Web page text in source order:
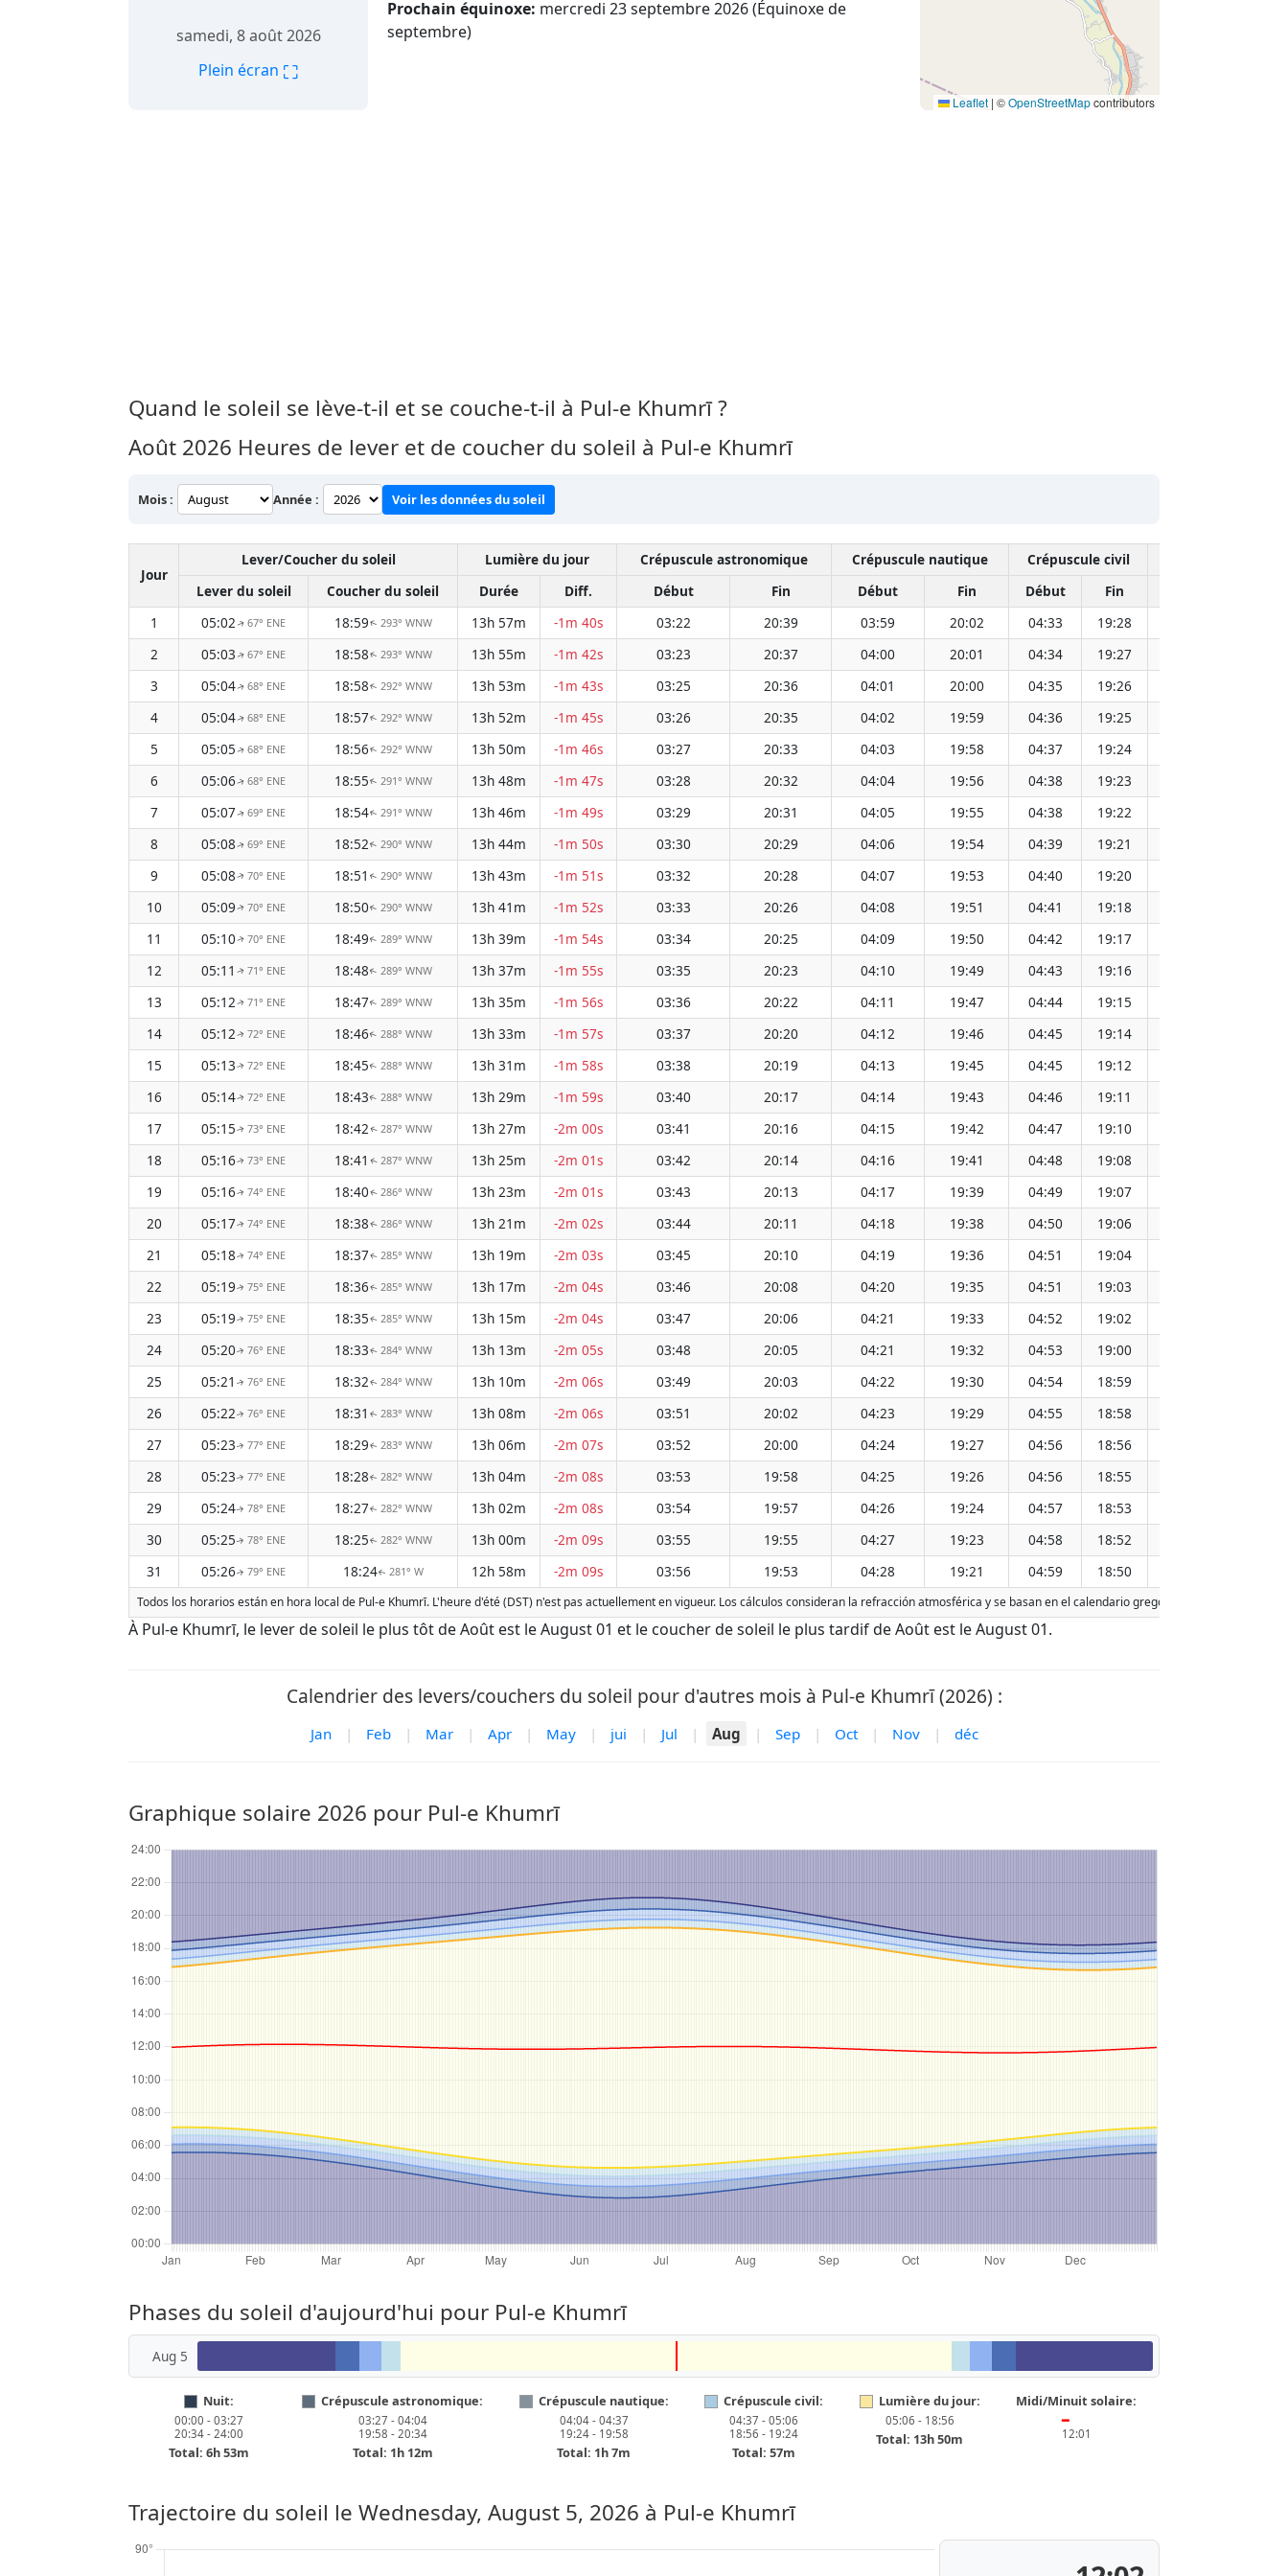
samedi, 8 août 2026
Plein écran ⛶
Prochain équinoxe: mercredi 23 septembre 2026 (Équinoxe de
septembre)
Leaflet | ©OpenStreetMapcontributors
Quand le soleil se lève-t-il et se couche-t-il à Pul-e Khumrī ?
Août 2026 Heures de lever et de coucher du soleil à Pul-e Khumrī
Mois : Année : Voir les données du soleil
Jour
Lever/Coucher du soleil Lumière du jour Crépuscule astronomique Crépuscule nautique Crépuscule civil
Lever du soleil
Coucher du soleil Durée Diff. Début Fin Début Fin Début Fin
1
05:02↑67° ENE 18:59↑ 293° WNW 13h 57m -1m 40s 03:22 20:39 03:59 20:02 04:33 19:28
2
05:03↑67° ENE 18:58↑ 293° WNW 13h 55m -1m 42s 03:23 20:37 04:00 20:01 04:34 19:27
3
05:04↑68° ENE 18:58↑ 292° WNW 13h 53m -1m 43s 03:25 20:36 04:01 20:00 04:35 19:26
4
05:04↑68° ENE 18:57↑ 292° WNW 13h 52m -1m 45s 03:26 20:35 04:02 19:59 04:36 19:25
5
05:05↑68° ENE 18:56↑ 292° WNW 13h 50m -1m 46s 03:27 20:33 04:03 19:58 04:37 19:24
6
05:06↑68° ENE 18:55↑ 291° WNW 13h 48m -1m 47s 03:28 20:32 04:04 19:56 04:38 19:23
7
05:07↑69° ENE 18:54↑ 291° WNW 13h 46m -1m 49s 03:29 20:31 04:05 19:55 04:38 19:22
8
05:08↑69° ENE 18:52↑ 290° WNW 13h 44m -1m 50s 03:30 20:29 04:06 19:54 04:39 19:21
9
05:08↑70° ENE 18:51 ↑ 290° WNW 13h 43m -1m 51s 03:32 20:28 04:07 19:53 04:40 19:20
10
05:09↑70° ENE 18:50↑ 290° WNW 13h 41m -1m 52s 03:33 20:26 04:08 19:51 04:41 19:18
11
05:10↑70° ENE 18:49↑ 289° WNW 13h 39m -1m 54s 03:34 20:25 04:09 19:50 04:42 19:17
12
05:11 ↑71° ENE 18:48↑ 289° WNW 13h 37m -1m 55s 03:35 20:23 04:10 19:49 04:43 19:16
13
05:12↑71° ENE 18:47↑ 289° WNW 13h 35m -1m 56s 03:36 20:22 04:11 19:47 04:44 19:15
14
05:12↑72° ENE 18:46↑ 288° WNW 13h 33m -1m 57s 03:37 20:20 04:12 19:46 04:45 19:14
15
05:13↑72° ENE 18:45↑ 288° WNW 13h 31m -1m 58s 03:38 20:19 04:13 19:45 04:45 19:12
16
05:14↑72° ENE 18:43↑ 288° WNW 13h 29m -1m 59s 03:40 20:17 04:14 19:43 04:46 19:11
17
05:15↑73° ENE 18:42↑ 287° WNW 13h 27m -2m 00s 03:41 20:16 04:15 19:42 04:47 19:10
18
05:16↑73° ENE 18:41 ↑ 287° WNW 13h 25m -2m 01s 03:42 20:14 04:16 19:41 04:48 19:08
19
05:16↑ 74° ENE 18:40↑ 286° WNW 13h 23m -2m 01s 03:43 20:13 04:17 19:39 04:49 19:07
20
05:17↑ 74° ENE 18:38↑ 286° WNW 13h 21m -2m 02s 03:44 20:11 04:18 19:38 04:50 19:06
21
05:18↑ 74° ENE 18:37↑ 285° WNW 13h 19m -2m 03s 03:45 20:10 04:19 19:36 04:51 19:04
22
05:19↑ 75° ENE 18:36↑ 285° WNW 13h 17m -2m 04s 03:46 20:08 04:20 19:35 04:51 19:03
23
05:19↑ 75° ENE 18:35↑ 285° WNW 13h 15m -2m 04s 03:47 20:06 04:21 19:33 04:52 19:02
24
05:20↑ 76° ENE 18:33↑ 284° WNW 13h 13m -2m 05s 03:48 20:05 04:21 19:32 04:53 19:00
25
05:21 ↑ 76° ENE 18:32↑ 284° WNW 13h 10m -2m 06s 03:49 20:03 04:22 19:30 04:54 18:59
26
05:22↑ 76° ENE 18:31 ↑ 283° WNW 13h 08m -2m 06s 03:51 20:02 04:23 19:29 04:55 18:58
27
05:23↑ 77° ENE 18:29↑ 283° WNW 13h 06m -2m 07s 03:52 20:00 04:24 19:27 04:56 18:56
28
05:23↑ 77° ENE 18:28↑ 282° WNW 13h 04m -2m 08s 03:53 19:58 04:25 19:26 04:56 18:55
29
05:24↑ 78° ENE 18:27↑ 282° WNW 13h 02m -2m 08s 03:54 19:57 04:26 19:24 04:57 18:53
30
05:25↑ 78° ENE 18:25↑ 282° WNW 13h 00m -2m 09s 03:55 19:55 04:27 19:23 04:58 18:52
31
05:26↑ 79° ENE 18:24↑ 281° W 12h 58m -2m 09s 03:56 19:53 04:28 19:21 04:59 18:50
Todos los horarios están en hora local de Pul-e Khumrī. L'heure d'été (DST) n'est pas actuellement en vigueur. Los cálculos consideran la refracción atmosférica y se basan en el calendario gregoriano. La fecha de hoy
À Pul-e Khumrī, le lever de soleil le plus tôt de Août est le August 01 et le coucher de soleil le plus tardif de Août est le August 01.
Calendrier des levers/couchers du soleil pour d'autres mois à Pul-e Khumrī (2026) :
Jan | Feb | Mar | Apr | May | jui | Jul | Aug | Sep | Oct | Nov | déc
Graphique solaire 2026 pour Pul-e Khumrī
Phases du soleil d'aujourd'hui pour Pul-e Khumrī
Aug 5
Nuit:
00:00 - 03:27
20:34 - 24:00
Total: 6h 53m
Crépuscule astronomique:
03:27 - 04:04
19:58 - 20:34
Total: 1h 12m
Crépuscule nautique:
04:04 - 04:37
19:24 - 19:58
Total: 1h 7m
Crépuscule civil:
04:37 - 05:06
18:56 - 19:24
Total: 57m
Lumière du jour:
05:06 - 18:56
Total: 13h 50m
Midi/Minuit solaire:
━
12:01
Trajectoire du soleil le Wednesday, August 5, 2026 à Pul-e Khumrī